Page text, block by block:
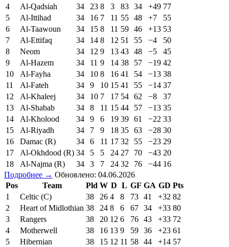
4
Al-Qadsiah 34 23 8 3 83 34 +49 77
5
Al-Ittihad 34 16 7 11 55 48 +7
55
6
Al-Taawoun 34 15 8 11 59 46 +13 53
7
Al-Ettifaq 34 14 8 12 51 55 −4
50
8
Neom 34 12 9 13 43 48 −5
45
9
Al-Hazem 34 11 9 14 38 57 −19 42
10
Al-Fayha 34 10 8 16 41 54 −13 38
11
Al-Fateh 34 9 10 15 41 55 −14 37
12
Al-Khaleej 34 10 7 17 54 62 −8
37
13
Al-Shabab 34 8 11 15 44 57 −13 35
14
Al-Kholood 34 9 6 19 39 61 −22 33
15
Al-Riyadh 34 7 9 18 35 63 −28 30
16
Damac (R) 34 6 11 17 32 55 −23 29
17
Al-Okhdood (R) 34 5 5 24 27 70 −43 20
18
Al-Najma (R) 34 3 7 24 32 76 −44 16
Подробнее → Обновлено: 04.06.2026
Pos
Team Pld W D L GF GA GD Pts
1
Celtic (C) 38 26 4 8 73 41 +32 82
2
Heart of Midlothian 38 24 8 6 67 34 +33 80
3
Rangers 38 20 12 6 76 43 +33 72
4
Motherwell 38 16 13 9 59 36 +23 61
5
Hibernian 38 15 12 11 58 44 +14 57